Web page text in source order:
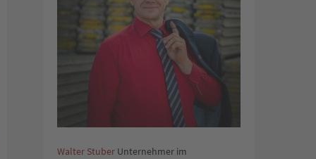
Walter Stuber Unternehmer im